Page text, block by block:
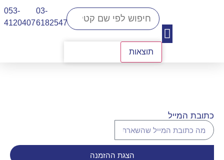
תוצאות
03-
6182547
053-
4120407​
כתובת המייל
הצגת ההזמנה